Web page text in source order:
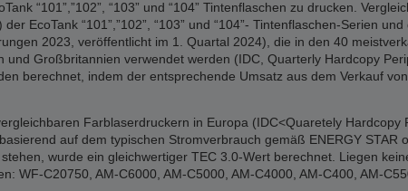
“101”,”102”, “103” und “104” Tintenflaschen zu drucken.
EcoTank “101”,”102”, “103” und “104”- Tintenflaschen-Serien
2023, veröffentlicht im 1. Quartal 2024), die in den 40
Großbritannien verwendet werden (IDC, Quarterly Hardcopy
berechnet, indem der entsprechende Umsatz aus dem Verkauf
Farblaserdruckern in Europa (IDC<Quaretely
auf dem typischen Stromverbrauch gemäß ENERGY STAR
wurde ein gleichwertiger TEC 3.0-Wert berechnet. Liegen
WF-C20750, AM-C6000, AM-C5000, AM-C4000, AM-C400, AM-